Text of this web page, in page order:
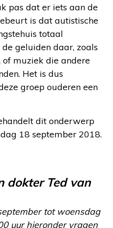
pas dat er iets aan de
is dat autistische
totaal
geluiden daar, zoals
of muziek die andere
Het is dus
groep ouderen een
dit onderwerp
18 september 2018.
dokter Ted van
tot woensdag
uur hieronder vragen